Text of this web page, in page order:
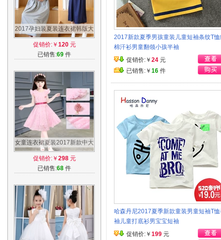
2017孕妇装夏装连衣裙韩版大
码长款外出哺乳裙上衣纯棉夏
季长裙潮
促销价:￥ 120元
已销售:69 件
女童连衣裙夏装2017新款中大
童儿童短袖公主裙小女孩夏季
裙子韩版
促销价:￥ 298元
已销售:68 件
2017新款夏季男孩童装儿童短袖条纹T
棉汗衫男童翻领小孩半袖
促销价:￥ 24 元
已销售:￥ 16 件
哈森丹尼2017夏季新款童装男童短袖T
袖儿童打底衫男宝宝短袖
促销价:￥ 199 元